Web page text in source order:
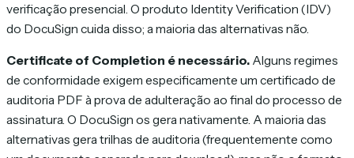
verificação presencial. O produto Identity Verification (IDV)
do DocuSign cuida disso; a maioria das alternativas não.
Certificate of Completion é necessário. Alguns regimes
de conformidade exigem especificamente um certificado de
auditoria PDF à prova de adulteração ao final do processo de
assinatura. O DocuSign os gera nativamente. A maioria das
alternativas gera trilhas de auditoria (frequentemente como